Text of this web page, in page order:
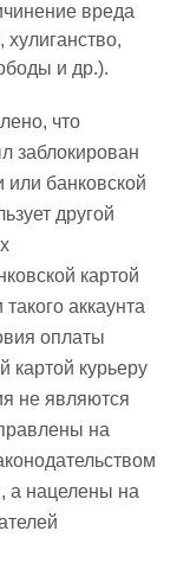
вреда
и др.).
что
заблокирован
банковской
другой
картой
аккаунта
оплаты
картой курьеру
не являются
на
а нацелены на